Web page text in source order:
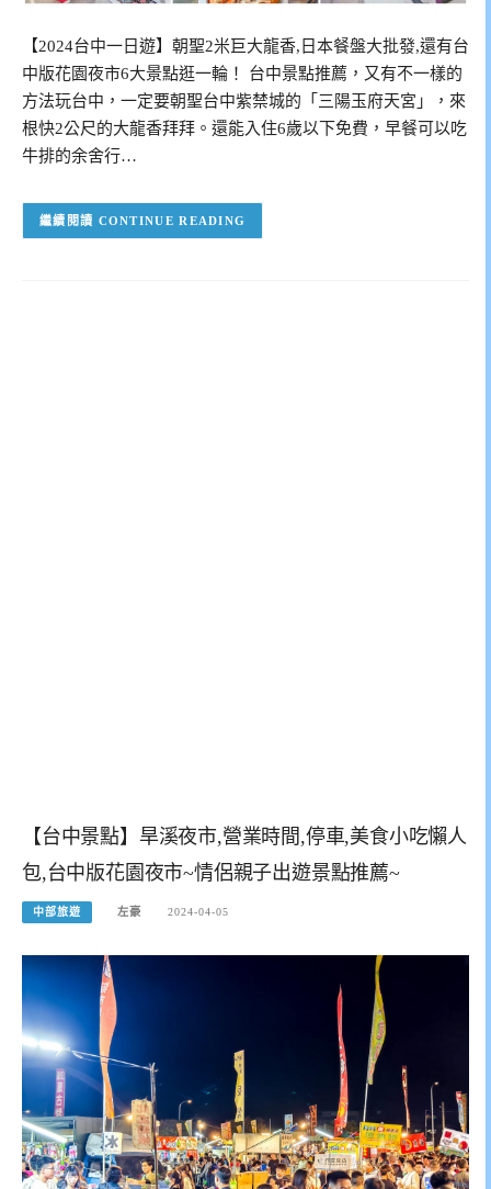
【2024台中一日遊】朝聖2米巨大龍香,日本餐盤大批發,還有台
中版花園夜市6大景點逛一輪！ 台中景點推薦，又有不一樣的
方法玩台中，一定要朝聖台中紫禁城的「三陽玉府天宮」，來
根快2公尺的大龍香拜拜。還能入住6歲以下免費，早餐可以吃
牛排的余舍行…
CONTINUE READING
【台中景點】旱溪夜市,營業時間,停車,美食小吃懶人
包,台中版花園夜市~情侶親子出遊景點推薦~
中部旅遊 左豪 2024-04-05